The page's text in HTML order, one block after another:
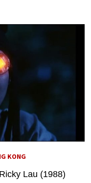
KONG
Lau (1988)